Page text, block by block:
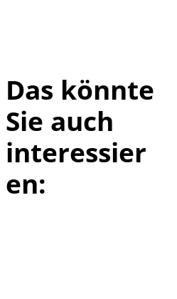
Das könnte
Sie auch
interessier
en: